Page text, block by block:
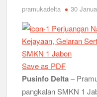
Gudep 14.077-14.078
Pramuka SMKN 1 Jabon
Sosial Melalui Jelajah Desa
Gemuruh Semangat di
Kompetisi Mencetak
pramukadelta 30
Save as PDF
Pusinfo Delta–
pangkalan SMKN 1